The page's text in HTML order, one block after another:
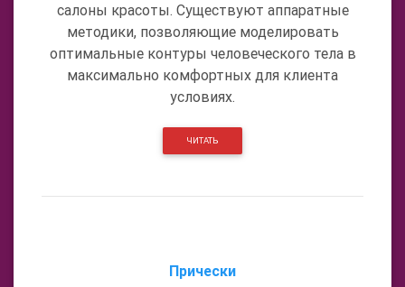
салоны красоты. Существуют аппаратные
методики, позволяющие моделировать
оптимальные контуры человеческого тела в
максимально комфортных для клиента
условиях.
ЧИТАТЬ
Прически